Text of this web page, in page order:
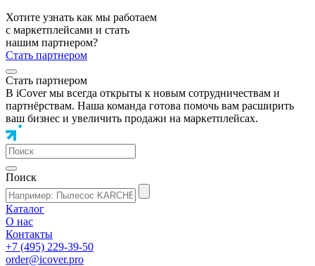
Хотите узнать как мы работаем
с маркетплейсами и стать
нашим партнером?
Стать партнером
Стать партнером
В iCover мы всегда открыты к новым сотрудничествам и
партнёрствам. Наша команда готова помочь вам расширить
ваш бизнес и увеличить продажи на маркетплейсах.
Поиск
Каталог
О нас
Контакты
+7 (495) 229-39-50
order@icover.pro